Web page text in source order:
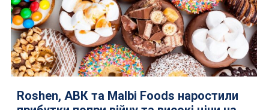
Roshen, АВК та Malbi Foods наростили